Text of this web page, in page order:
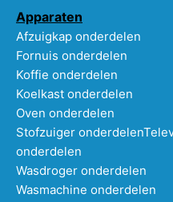
Apparaten
Afzuigkap onderdelen
Fornuis onderdelen
Koffie onderdelen
Koelkast onderdelen
Oven onderdelen
Stofzuiger onderdelen
onderdelen
Wasdroger onderdelen
Wasmachine onderdelen